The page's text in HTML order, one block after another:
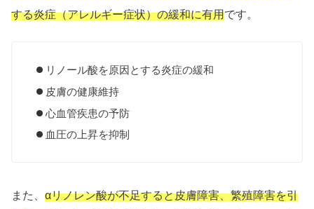
する炎症（アレルギー症状）の緩和に有用です。
リノール酸を原因とする炎症の緩和
皮膚の健康維持
心血管疾患の予防
血圧の上昇を抑制
また、αリノレン酸が不足すると皮膚障害、繁殖障害を引